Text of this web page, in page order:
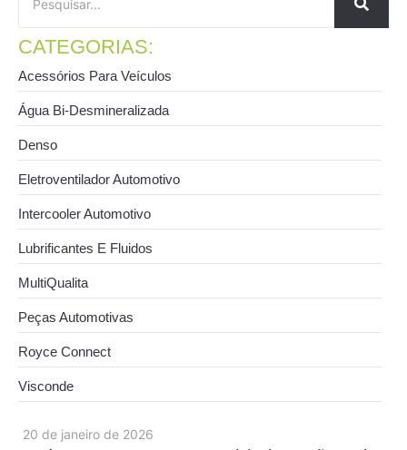
20 de janeiro de 2026
CATEGORIAS:
Acessórios Para Veículos
Água Bi-Desmineralizada
Denso
Eletroventilador Automotivo
Intercooler Automotivo
Lubrificantes E Fluidos
MultiQualita
Peças Automotivas
Royce Connect
Visconde